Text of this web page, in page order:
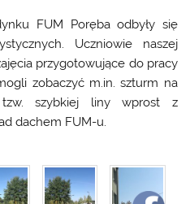
FUM Poręba odbyły się
Uczniowie naszej
przygotowujące do pracy
zobaczyć m.in. szturm na
szybkiej liny wprost z
dachem FUM-u.